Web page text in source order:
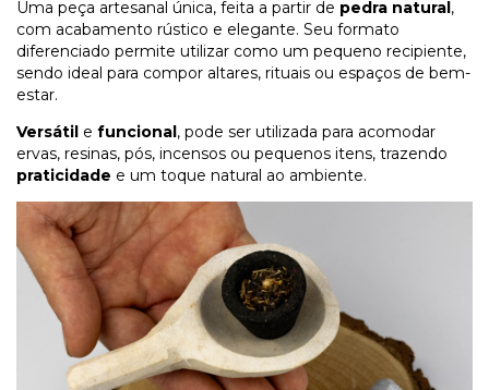
Uma peça artesanal única, feita a partir de pedra natural,
com acabamento rústico e elegante. Seu formato
diferenciado permite utilizar como um pequeno recipiente,
sendo ideal para compor altares, rituais ou espaços de bem-
estar.
Versátil e funcional, pode ser utilizada para acomodar
ervas, resinas, pós, incensos ou pequenos itens, trazendo
praticidade e um toque natural ao ambiente.